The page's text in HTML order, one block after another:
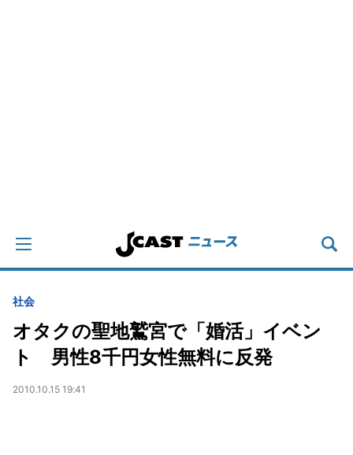
社会
オタクの聖地鷲宮で「婚活」イベン
ト 男性8千円女性無料に反発
2010.10.15 19:41